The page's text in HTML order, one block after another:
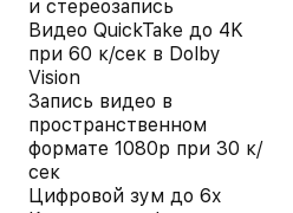
и стереозапись
Видео QuickTake до 4K
при 60 к/сек в Dolby
Vision
Запись видео в
пространственном
формате 1080p при 30 к/
сек
Цифровой зум до 6x